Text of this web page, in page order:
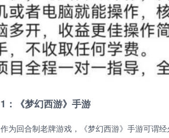
1：《梦幻西游》手游
作为回合制老牌游戏，《梦幻西游》手游可谓